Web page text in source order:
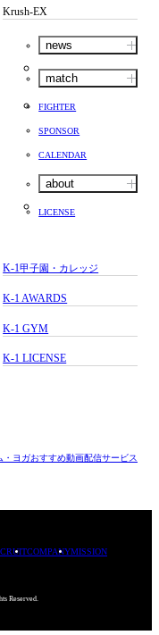
Krush-EX
news
match
FIGHTER
SPONSOR
CALENDAR
about
LICENSE
K-1甲子園・カレッジ
K-1 AWARDS
K-1 GYM
K-1 LICENSE
・ヨガおすすめ動画配信サービス
COMPANYMISSION
Reserved.